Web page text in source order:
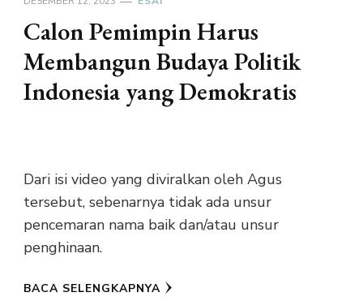
Calon Pemimpin Harus
Membangun Budaya Politik
Indonesia yang Demokratis
Dari isi video yang diviralkan oleh Agus
tersebut, sebenarnya tidak ada unsur
pencemaran nama baik dan/atau unsur
penghinaan.
BACA SELENGKAPNYA